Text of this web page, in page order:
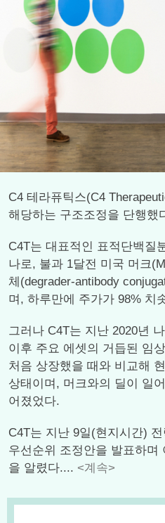
C4 테라퓨틱스(C4
해당하는 구조조정을 단행했
C4T는 대표적인 표적단백질
나로, 불과 1달전 미국 머크
체(degrader-antibody
며, 하루만에 주가가 98% 치
그러나 C4T는 지난 2020년
이후 주요 에셋의 거듭된 임
처음 상장했을 때와 비교해
상태이며, 머크와의 딜이 일
어졌었다.
C4T는 지난 9일(현지시간)
우선순위 조정안을 발표하며
을 알렸다.... <계속>